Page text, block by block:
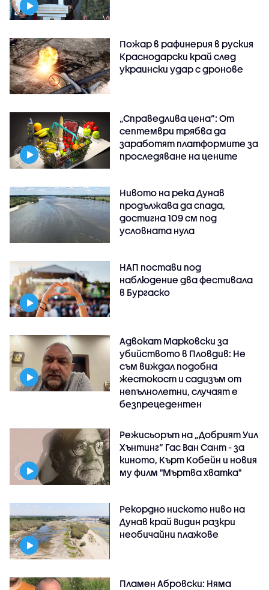
Пожар в рафинерия в руския
Краснодарски край след
украински удар с дронове
„Справедлива цена“: От
септември трябва да
заработят платформите за
проследяване на цените
Нивото на река Дунав
продължава да спада,
достигна 109 см под
условната нула
НАП постави под
наблюдение два фестивала
в Бургаско
Адвокат Марковски за
убийството в Пловдив: Не
съм виждал подобна
жестокост и садизъм от
непълнолетни, случаят е
безпрецедентен
Режисьорът на „Добрият Уил
Хънтинг“ Гас Ван Сант - за
киното, Кърт Кобейн и новия
му филм "Мъртва хватка"
Рекордно ниското ниво на
Дунав край Видин разкри
необичайни плажове
Пламен Абровски: Няма